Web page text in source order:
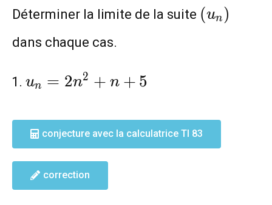
Déterminer la limite de la suite (u_n)
(un)
dans chaque cas.
u_n=2n^2+n+5
un = 2n2 + n + 5
conjecture avec la calculatrice TI 83
correction